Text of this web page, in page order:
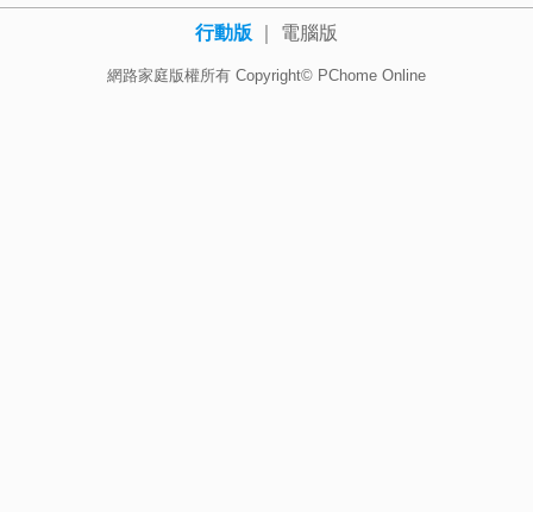
行動版 電腦版
網路家庭版權所有 Copyright© PChome Online